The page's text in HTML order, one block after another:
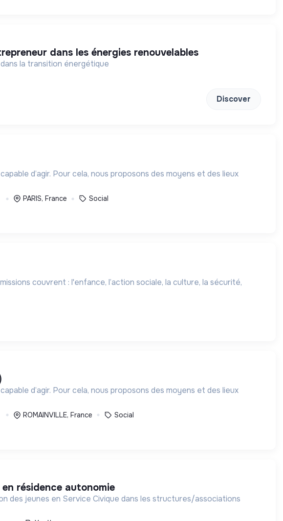
dans les énergies renouvelables
la transition énergétique
Discover
d’agir. Pour cela, nous proposons des moyens et des lieux
PARIS, France Social
couvrent : l'enfance, l’action sociale, la culture, la sécurité,
d’agir. Pour cela, nous proposons des moyens et des lieux
ROMAINVILLE, France Social
résidence autonomie
des jeunes en Service Civique dans les structures/associations